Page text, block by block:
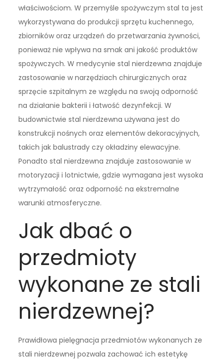
właściwościom. W przemyśle spożywczym stal ta jest
wykorzystywana do produkcji sprzętu kuchennego,
zbiorników oraz urządzeń do przetwarzania żywności,
ponieważ nie wpływa na smak ani jakość produktów
spożywczych. W medycynie stal nierdzewna znajduje
zastosowanie w narzędziach chirurgicznych oraz
sprzęcie szpitalnym ze względu na swoją odporność
na działanie bakterii i łatwość dezynfekcji. W
budownictwie stal nierdzewna używana jest do
konstrukcji nośnych oraz elementów dekoracyjnych,
takich jak balustrady czy okładziny elewacyjne.
Ponadto stal nierdzewna znajduje zastosowanie w
motoryzacji i lotnictwie, gdzie wymagana jest wysoka
wytrzymałość oraz odporność na ekstremalne
warunki atmosferyczne.
Jak dbać o
przedmioty
wykonane ze stali
nierdzewnej?
Prawidłowa pielęgnacja przedmiotów wykonanych ze
stali nierdzewnej pozwala zachować ich estetykę